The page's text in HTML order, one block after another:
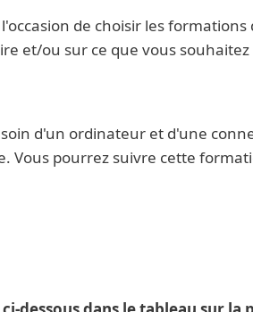
de choisir les
et/ou sur ce que vous
d'un ordinateur et d'une
Vous pourrez suivre cette